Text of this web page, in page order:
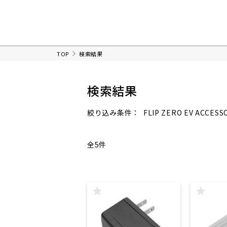
TOP 検索結果
検索結果
絞り込み条件： FLIP ZERO EV
全5件